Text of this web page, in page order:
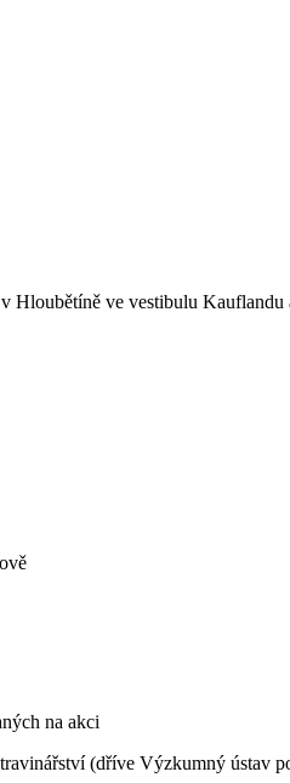
Hloubětíně ve vestibulu
(dříve Výzkumný ústav